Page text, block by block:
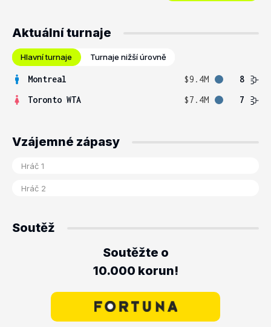
Aktuální turnaje
Hlavní turnaje Turnaje nižší úrovně
Montreal $9.4M
8
Toronto WTA
$7.4M 7
Vzájemné zápasy
Soutěž
Soutěžte o
10.000 korun!